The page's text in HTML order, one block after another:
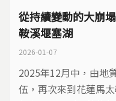
從持續變動的大崩
鞍溪堰塞湖
2026-01-07
2025年12月中，由地
伍，再次來到花蓮馬